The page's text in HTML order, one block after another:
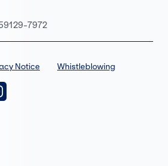
7972
Notice Whistleblowing